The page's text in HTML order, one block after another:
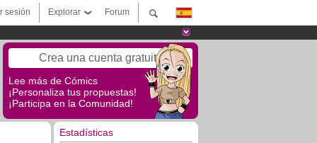
Forum
Explorar
sesión
Crea una cuenta gratuita
Lee más de Cómics
¡Personaliza tus propuestas!
¡Participa en la Comunidad!
Estadísticas